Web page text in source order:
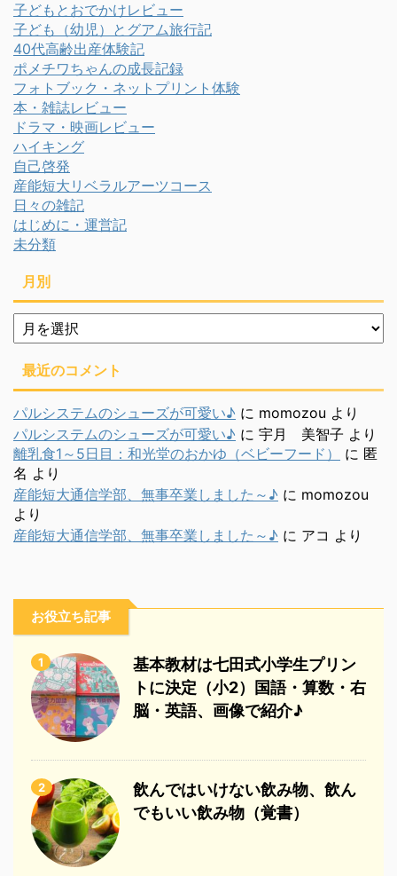
子どもとおでかけレビュー
子ども（幼児）とグアム旅行記
40代高齢出産体験記
ポメチワちゃんの成長記録
フォトブック・ネットプリント体験
本・雑誌レビュー
ドラマ・映画レビュー
ハイキング
自己啓発
産能短大リベラルアーツコース
日々の雑記
はじめに・運営記
未分類
月別
月
別
最近のコメント
パルシステムのシューズが可愛い♪ に momozou より
パルシステムのシューズが可愛い♪ に 宇月 美智子 より
離乳食1～5日目：和光堂のおかゆ（ベビーフード）
に 匿
名 より
産能短大通信学部、無事卒業しました～♪ に momozou
より
産能短大通信学部、無事卒業しました～♪ に アコ より
お役立ち記事
1
基本教材は七田式小学生プリン
トに決定（小2）国語・算数・右
脳・英語、画像で紹介♪
2
飲んではいけない飲み物、飲ん
でもいい飲み物（覚書）